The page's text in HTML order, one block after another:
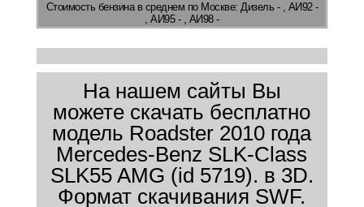
Стоимость бензинав среднем по Москве: Дизель - , АИ92 -
, АИ95 - , АИ98 -
На нашем сайты Вы
можете скачать бесплатно
модель Roadster 2010 года
Mercedes-Benz SLK-Class
SLK55 AMG (id 5719). в 3D.
Формат скачивания SWF.